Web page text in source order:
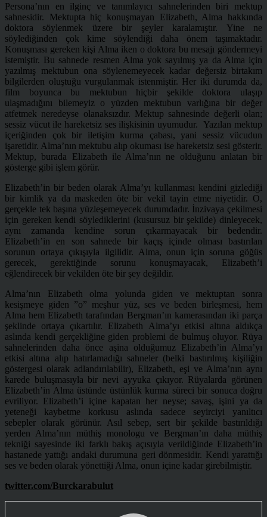
Persona’nın en ilginç ve tanımlayıcı sahnelerinden biri mektup
sahnesidir. Mektupta hiç konuşmayan Elizabeth, Alma hakkında
doktora söylenmek üzere bir şeyler karalamıştır. Yine ne
söylediğinden çok kime söylendiği daha önem taşımaktadır.
Konuşması gereken kişi Alma iken o doktora bu mesajı göndermeyi
istemiştir. Bu sahnede resmen Alma yok sayılmış ya da Alma için
yazılmış mektubun ona söylenemeyecek kadar değersiz birtakım
bilgilerden oluştuğu vurgulanmak istenmiştir. Her iki durumda da,
film boyunca bu mektubun hiçbir şekilde doktora ulaşıp
ulaşmadığını bilemeyiz o yüzden mektubun varlığına bir değer
atfetmek neredeyse olanaksızdır. Mektup sahnesinde değerli olan;
sessiz vücut ile hareketsiz ses ilişkisinin uyumudur. Yazılan mektup
içeriğinden çok bir iletişim kurma çabası, yani sessiz vücudun
işaretidir. Alma’nın mektubu alıp okuması ise hareketsiz sesi gösterir.
Mektup, burada Elizabeth ile Alma’nın ne olduğunu anlatan bir
gösterge gibi işlem görür.
Elizabeth’in bir beden olarak Alma’yı kullanması kendini gizlediği
bir kimlik ya da maskeden öte bir vekil tayin etme niyetidir. O,
gerçekle tek başına yüzleşemeyecek durumdadır. İnzivaya çekilmesi
için gereken kendi söylediklerini (kusursuz bir şekilde) dinleyecek,
aynı zamanda kendine sorun çıkarmayacak bir bedendir.
Elizabeth’in en son sahnede bir kaçış içinde olması bastırılan
sorunun ortaya çıkışıyla ilgilidir. Alma, onun için soruna göğüs
gerecek, gerektiğinde sorunu konuşmayacak, Elizabeth’i
eğlendirecek bir vekilden öte bir şey değildir.
Alma’nın Elizabeth olma yolunda giden ve mektuptan sonra
kesişmeye giden ”o” meşhur yüz, ses ve beden birleşmesi, hem
Alma hem Elizabeth tarafından Bergman’ın kamerasından iki parça
şeklinde ortaya çıkartılır. Elizabeth Alma’yı etkisi altına aldıkça
aslında kendi gerçekliğine giden problemi de bulmuş oluyor. Rüya
sahnelerinden daha önce aşina olduğumuz Elizabeth’in Alma’yı
etkisi altına alıp hatırlamadığı sahneler (belki bastırılmış kişiliğin
göstergesi olarak adlandırılabilir), Elizabeth, eşi ve Alma’nın aynı
karede buluşmasıyla bir nevi ayyuka çıkıyor. Rüyalarda görünen
Elizabeth’in Alma üstünde üstünlük kurma süreci bir sonuca doğru
evriliyor. Elizabeth’i içine kapatan her neyse; savaş, işini ya da
yeteneği kaybetme korkusu aslında sadece seyirciyi yanıltıcı
sebepler olarak görünür. Asıl sebep, sert bir şekilde bastırıldığı
yerden Alma’nın müthiş monologu ve Bergman’ın daha müthiş
tekniği sayesinde iki farklı bakış açısıyla verildiğinde Elizabeth’in
hastanede yattığı andaki durumuna geri dönmesidir. Kendi yarattığı
ses ve beden olarak yönettiği Alma, onun içine kadar girebilmiştir.
twitter.com/Burckarabulut